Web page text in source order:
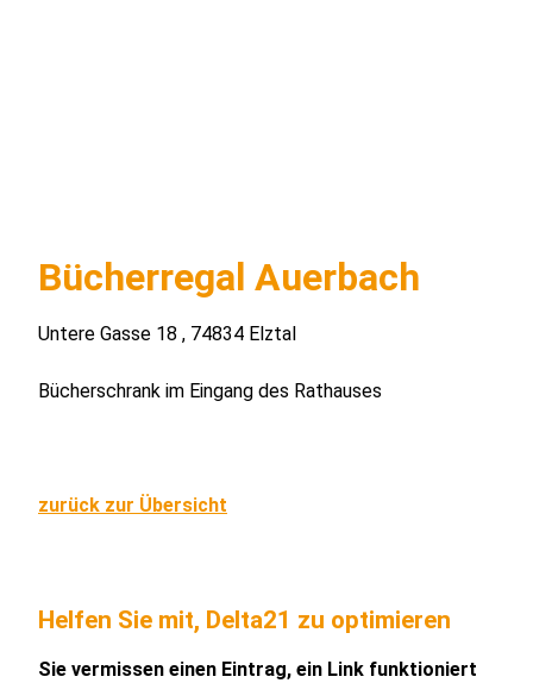
Bücherregal Auerbach
Untere Gasse 18 , 74834 Elztal
Bücherschrank im Eingang des Rathauses
zurück zur Übersicht
Helfen Sie mit, Delta21 zu optimieren
Sie vermissen einen Eintrag, ein Link funktioniert